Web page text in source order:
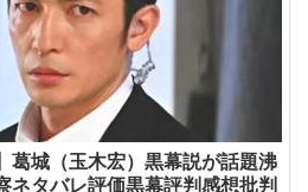
葛城（玉木宏）黒幕説が話題沸
ネタバレ評価黒幕評判感想批判